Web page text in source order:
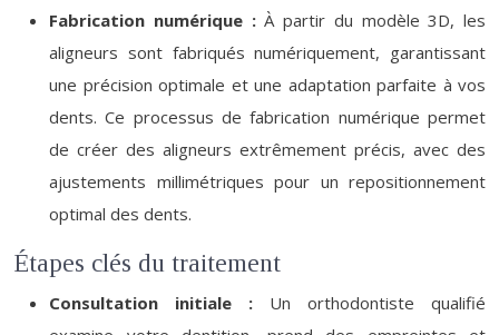
Fabrication numérique :À partir du modèle 3D, les
aligneurs sont fabriqués numériquement, garantissant
une précision optimale et une adaptation parfaite à vos
dents. Ce processus de fabrication numérique permet
de créer des aligneurs extrêmement précis, avec des
ajustements millimétriques pour un repositionnement
optimal des dents.
Étapes clés du traitement
Consultation initiale : Un orthodontiste qualifié